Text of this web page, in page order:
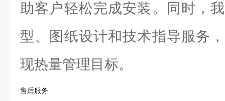
助客户轻松完成安装。同时，
型、图纸设计和技术指导服务
现热量管理目标。
售后服务